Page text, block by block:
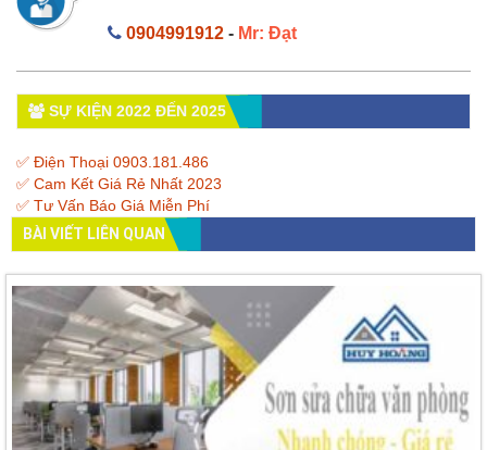
0904991912- Mr: Đạt
SỰ KIỆN 2022 ĐẾN 2025
✅ Điện Thoại 0903.181.486
✅ Cam Kết Giá Rẻ Nhất 2023
✅ Tư Vấn Báo Giá Miễn Phí
BÀI VIẾT LIÊN QUAN